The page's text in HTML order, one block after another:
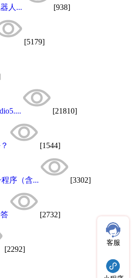
人... [938]
[5179]
[21810]
[1544]
序（含... [3302]
[2732]
[2292]
客服